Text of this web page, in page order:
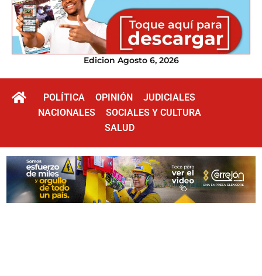
Edicion Agosto 6, 2026
POLÍTICA OPINIÓN
JUDICIALES
NACIONALES
SOCIALES Y CULTURA
SALUD